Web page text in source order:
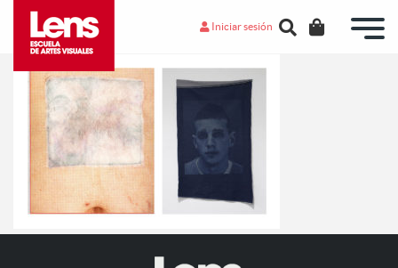
Iniciar sesión